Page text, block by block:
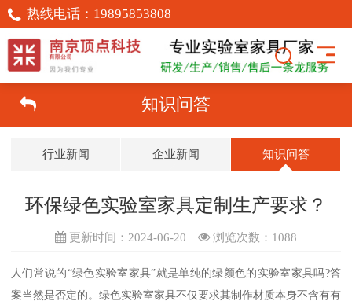
热线电话： 19895853808
知识问答
行业新闻 企业新闻 知识问答
环保绿色实验室家具定制生产要求？
更新时间：2024-06-20 浏览次数： 1088
人们常说的“绿色实验室家具”就是单纯的绿颜色的实验室家具吗?答
案当然是否定的。绿色实验室家具不仅要求其制作材质本身不含有有